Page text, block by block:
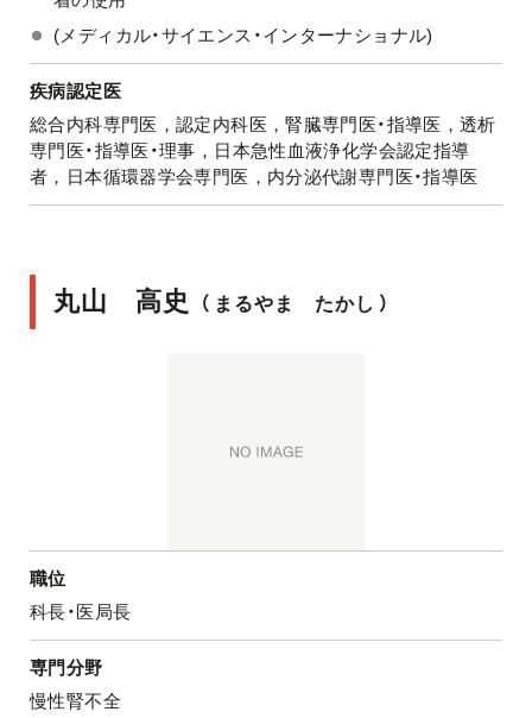
(メディカル・サイエンス・インターナショナル)
疾病認定医
総合内科専門医，認定内科医，腎臓専門医・指導医，透析
専門医・指導医・理事，日本急性血液浄化学会認定指導
者，日本循環器学会専門医，内分泌代謝専門医・指導医
丸山 高史 （ まるやま たかし ）
職位
科長・医局長
専門分野
慢性腎不全